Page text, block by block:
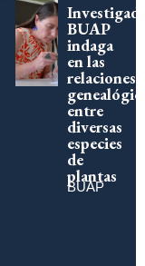
BUAP
indaga
en las
relaciones
entre
diversas
especies
de
plantas
BUAP